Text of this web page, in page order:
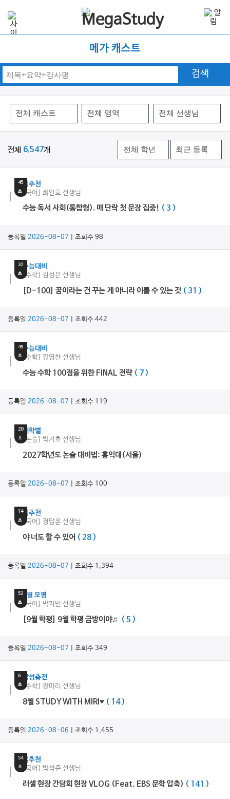
메가 캐스트
검색
전체 6,547개
45
초
쌤추천
[국어] 최인호 선생님
수능 독서 사회(통합형), 매 단락 첫 문장 집중! ( 3 )
등록일 2026-08-07 | 조회수 98
32
초
수능대비
[수학] 김성은 선생님
[D-100] 꿈이라는 건 꾸는 게 아니라 이룰 수 있는 것 ( 31 )
등록일 2026-08-07 | 조회수 442
49
초
수능대비
[수학] 강영찬 선생님
수능 수학 100점을 위한 FINAL 전략 ( 7 )
등록일 2026-08-07 | 조회수 119
20
초
대학별
[논술] 박기호 선생님
2027학년도 논술 대비법: 홍익대(서울)
등록일 2026-08-07 | 조회수 100
14
초
쌤추천
[국어] 정담온 선생님
야 너도 할 수 있어 ( 28 )
등록일 2026-08-07 | 조회수 1,394
52
초
9월 모평
[국어] 박지빈 선생님
[9월 학평] 9월 학평 금방이야♬ ( 5 )
등록일 2026-08-07 | 조회수 349
6
초
감성충전
[수학] 장미리 선생님
8월 STUDY WITH MIRI♥ ( 14 )
등록일 2026-08-06 | 조회수 1,455
54
초
쌤추천
[국어] 박석준 선생님
러셀 현장 간담회 현장 VLOG (Feat. EBS 문학 압축) ( 141 )